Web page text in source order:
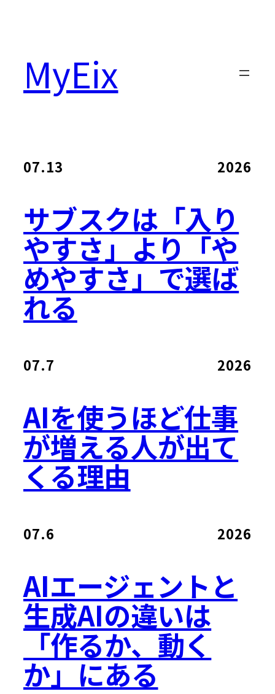
MyEix
07.13 2026
サブスクは「入り
やすさ」より「や
めやすさ」で選ば
れる
07.7 2026
AIを使うほど仕事
が増える人が出て
くる理由
07.6 2026
AIエージェントと
生成AIの違いは
「作るか、動く
か」にある